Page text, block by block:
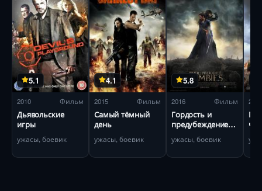
5.1
2010 Фильм
Дьявольские
игры
ужасы, боевик
4.1
2015 Фильм
Самый тёмный
день
ужасы, боевик
5.8
2016 Фильм
Гордость и
предубеждение и
ужасы, боевик
2019